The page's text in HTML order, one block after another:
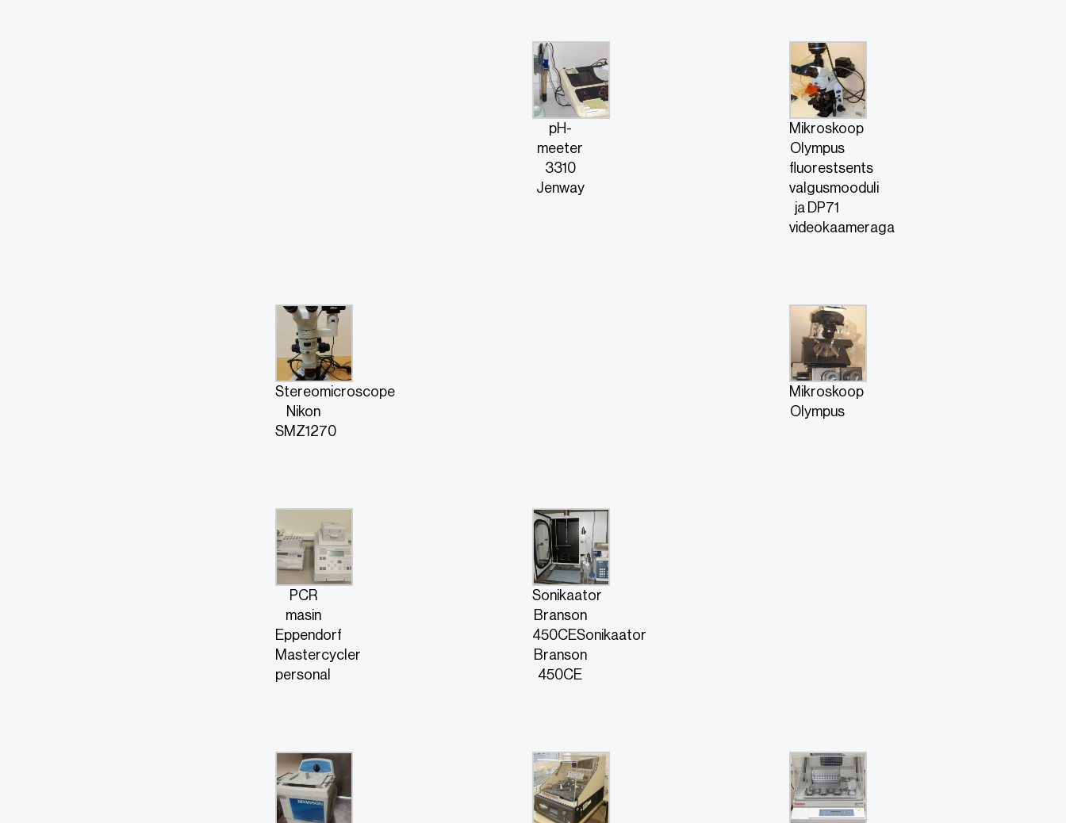
pH-
meeter
3310
Jenway
Mikroskoop
Olympus
fluorestsents
valgusmooduli
ja DP71
videokaameraga
Stereomicroscope
Nikon
SMZ1270
Mikroskoop
Olympus
PCR
masin
Eppendorf
Mastercycler
personal
Sonikaator
Branson
450CESonikaator
Branson
450CE